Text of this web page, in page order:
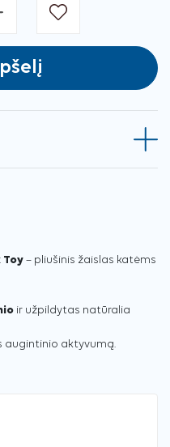
Toy – pliušinis žaislas katėms
ir užpildytas natūralia
augintinio aktyvumą.